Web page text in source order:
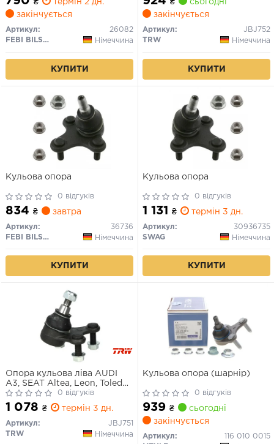
₴
термін 2 дн.
закінчується
Артикул:
26082
FEBI BILSTEIN
Німеччина
КУПИТИ
Caddy III, VW Golf V, Touran
03-
₴
сьогодні
закінчується
Артикул:
JBJ752
TRW
Німеччина
КУПИТИ
Кульова опора
0 відгуків
834 ₴ завтра
Артикул:
36736
FEBI BILSTEIN
Німеччина
КУПИТИ
Кульова опора
0 відгуків
1 131 ₴ термін 3 дн.
Артикул:
30936735
SWAG
Німеччина
КУПИТИ
Опора кульова ліва AUDI
A3, SEAT Altea, Leon, Toledo
III, SKODA Octavia II,
Roomster, Superb II, Yeti, VW
Caddy III, VW Golf V, Touran
03-
0 відгуків
1 078 ₴ термін 3 дн.
Артикул:
JBJ751
TRW
Німеччина
Кульова опора (шарнір)
0 відгуків
939 ₴
сьогодні
закінчується
Артикул:
116 010 0015